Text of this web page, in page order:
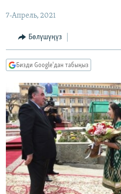
ЭКОНОМИКА
МАДАНИЯТ
БОРБОР АЗИЯ
АТАЙЫН ИЛИКТӨӨ
ТВ ПРОГРАММАЛАР
ЭКСПЕРТТЕР ТАЛДАЙТ
БИЗ ЖАНА ДҮЙНӨ
ДАНИСТЕ
ЭЖЕ-СИҢДИЛЕР
АЗАТТЫК+
ЫҢГАЙСЫЗ СУРООЛОР
ӨЗГӨЧӨ ПИКИР
Русский
ОНЛАЙН ШЕРИНЕ
ЭЕ/АРнун бардык сайттары
7-Апрель, 2021
Бөлүшүңүз
Бизди Google'дан табыңыз